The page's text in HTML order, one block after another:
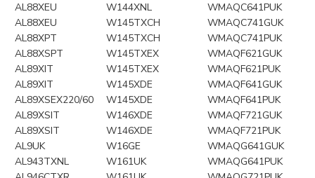
AL88XEU
W144XNL
WMAQC641PUK
AL88XEU
W145TXCH
WMAQC741GUK
AL88XPT
W145TXCH
WMAQC741PUK
AL88XSPT
W145TXEX
WMAQF621GUK
AL89XIT
W145TXEX
WMAQF621PUK
AL89XIT
W145XDE
WMAQF641GUK
AL89XSEX220/60
W145XDE
WMAQF641PUK
AL89XSIT
W146XDE
WMAQF721GUK
AL89XSIT
W146XDE
WMAQF721PUK
AL9UK
W16GE
WMAQG641GUK
AL943TXNL
W161UK
WMAQG641PUK